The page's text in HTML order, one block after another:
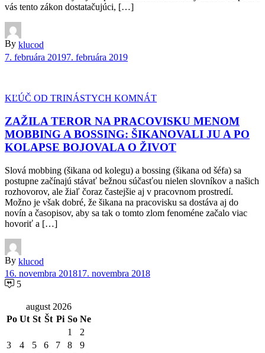
vás tento zákon dostatačujúci, […]
By klucod
7. februára 20197. februára 2019
KĽÚČ OD TRINÁSTYCH KOMNÁT
ZAŽILA TEROR NA PRACOVISKU MENOM
MOBBING A BOSSING: ŠIKANOVALI JU A PO
KOLAPSE BOJOVALA O ŽIVOT
Slová mobbing (šikana od kolegu) a bossing (šikana od šéfa) sa
postupne začínajú stávať bežnou súčasťou nielen slovníkov a našich
rozhovorov, ale žiaľ čoraz častejšie aj v pracovnom prostredí.
Možno je však dobré, že šikana na pracovisku sa dostáva aj do
novín a časopisov, aby sa tak o tomto zlom fenoméne začalo viac
hovoriť a […]
By klucod
16. novembra 201817. novembra 2018
5
august 2026
Po Ut St Št Pi So Ne
1
2
3
4 5 6 7 8
9